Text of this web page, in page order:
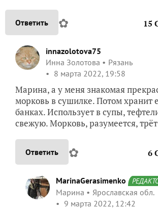
Ответить ✿ 15
innazolotova75
Инна Золотова
Рязань
8 марта 2022, 19:58
Марина, а у меня знакомая
морковь в сушилке. Потом хранит
банках. Использует в супы,
свежую. Морковь, разумеется,
Ответить ✿ 6
MarinaGerasimenko
Марина
Ярославская обл.
9 марта 2022, 12:42